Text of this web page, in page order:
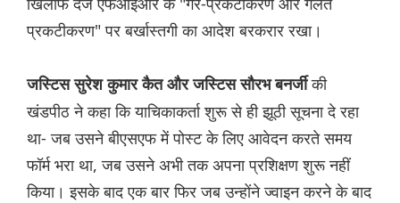
प्रकटीकरण" पर बर्खास्तगी का आदेश बरकरार रखा।
जस्टिस सुरेश कुमार कैत और जस्टिस सौरभ बनर्जीकी
खंडपीठ ने कहा कि याचिकाकर्ता शुरू से ही झूठी सूचना दे रहा
था- जब उसने बीएसएफ में पोस्ट के लिए आवेदन करते समय
फॉर्म भरा था, जब उसने अभी तक अपना प्रशिक्षण शुरू नहीं
किया। इसके बाद एक बार फिर जब उन्होंने ज्वाइन करने के बाद